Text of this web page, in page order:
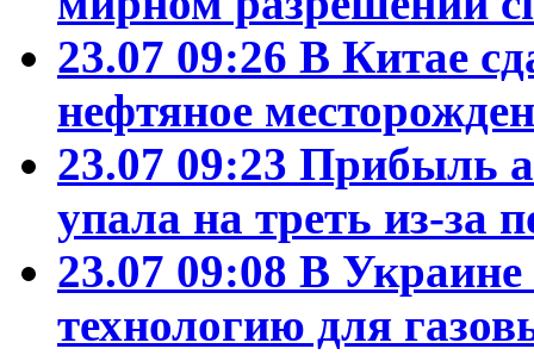
23.07 09:26 В Китае
нефтяное
23.07 09:23 Прибыль
упала на треть из-за
23.07 09:08 В
технологию для